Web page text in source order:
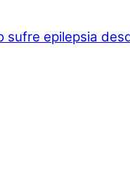
sufre epilepsia